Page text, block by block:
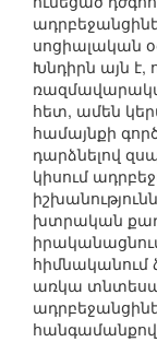
սոցիալական
Խնդիրն այն
հետ, ամեն
համայնքի
դարձնելով
կիսում
խտրական
հիմնականում
առկա